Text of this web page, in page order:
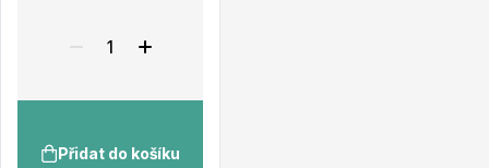
Živé ploty
Přidat do košíku